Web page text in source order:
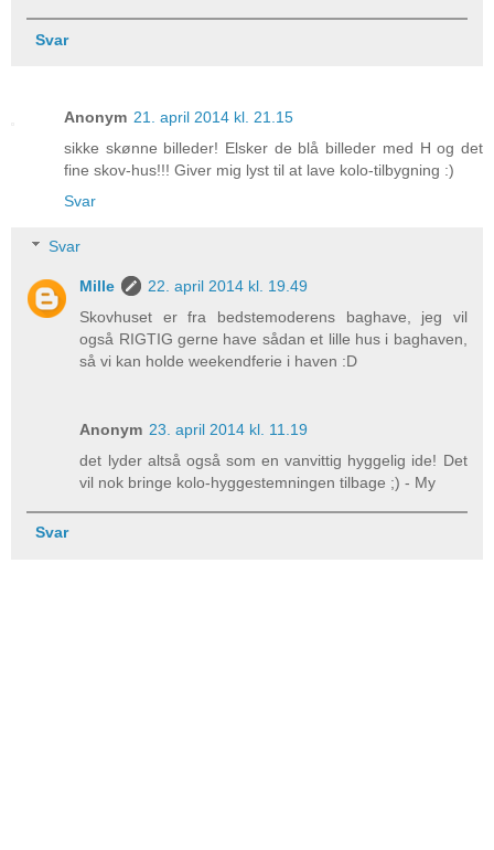
Svar
Anonym 21. april 2014 kl. 21.15
sikke skønne billeder! Elsker de blå billeder med H og det
fine skov-hus!!! Giver mig lyst til at lave kolo-tilbygning :)
Svar
Svar
Mille
22. april 2014 kl. 19.49
Skovhuset er fra bedstemoderens baghave, jeg vil
også RIGTIG gerne have sådan et lille hus i baghaven,
så vi kan holde weekendferie i haven :D
Anonym 23. april 2014 kl. 11.19
det lyder altså også som en vanvittig hyggelig ide! Det
vil nok bringe kolo-hyggestemningen tilbage ;) - My
Svar